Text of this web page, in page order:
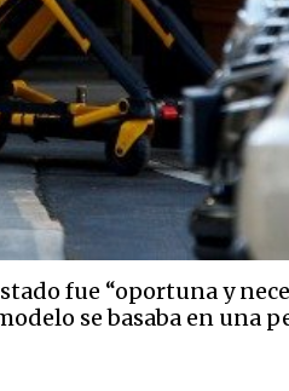
fue “oportuna y
se basaba en una